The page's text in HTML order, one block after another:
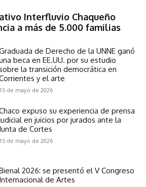
Interfluvio Chaqueño
a más de 5.000 familias
de Derecho de la UNNE ganó
beca en EE.UU. por su estudio
la transición democrática en
y el arte
15 de mayo de 2026
expuso su experiencia de prensa
en juicios por jurados ante la
Junta de Cortes
15 de mayo de 2026
2026: se presentó el V Congreso
Internacional de Artes